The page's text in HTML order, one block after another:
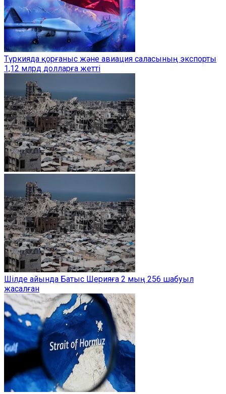
Түркияда қорғаныс және авиация саласының экспорты
1,12 млрд долларға жетті
Шілде айында Батыс Шерияға 2 мың 256 шабуыл
жасалған